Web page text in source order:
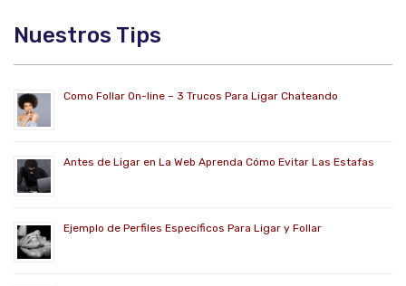
Nuestros Tips
Como Follar On-line – 3 Trucos Para Ligar Chateando
Antes de Ligar en La Web Aprenda Cómo Evitar Las Estafas
Ejemplo de Perfiles Específicos Para Ligar y Follar